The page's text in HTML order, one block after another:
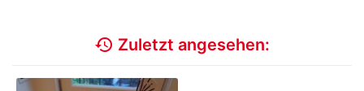
history Zuletzt angesehen: